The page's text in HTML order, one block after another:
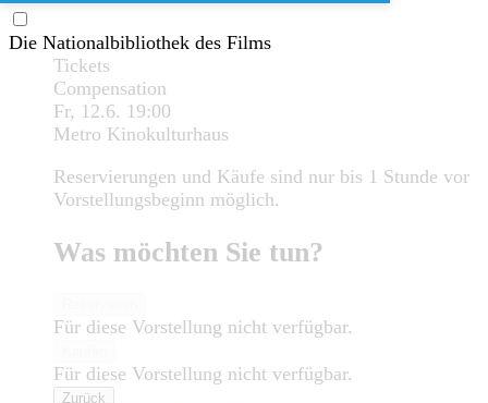
Die Nationalbibliothek des Films
Tickets
Compensation
Fr, 12.6. 19:00
Metro Kinokulturhaus
Reservierungen und Käufe sind nur bis 1 Stunde vor
Vorstellungsbeginn möglich.
Was möchten Sie tun?
Für diese Vorstellung nicht verfügbar.
Für diese Vorstellung nicht verfügbar.
Zurück